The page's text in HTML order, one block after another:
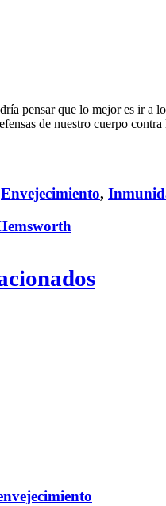
pensar que lo mejor es ir a
de nuestro cuerpo
Envejecimiento,